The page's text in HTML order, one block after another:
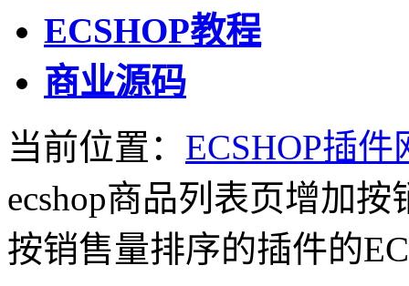
ECSHOP教程
商业源码
当前位置： ECSHOP插件
ecshop商品列表页增加
按销售量排序的插件的